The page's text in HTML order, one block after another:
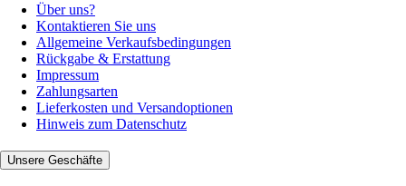
Über uns?
Kontaktieren Sie uns
Allgemeine Verkaufsbedingungen
Rückgabe & Erstattung
Impressum
Zahlungsarten
Lieferkosten und Versandoptionen
Hinweis zum Datenschutz
Unsere Geschäfte